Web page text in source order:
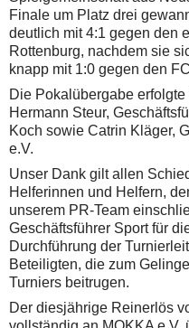
Finale um Platz drei
deutlich mit 4:1 gegen den
Rottenburg, nachdem sie
knapp mit 1:0 gegen den
Die Pokalübergabe
Hermann Steur,
Koch sowie Catrin Kläger,
e.V.
Unser Dank gilt allen
Helferinnen und Helfern,
unserem PR-Team
Geschäftsführer Sport für
Durchführung der
Beteiligten, die zum
Turniers beitrugen.
Der diesjährige Reinerlös